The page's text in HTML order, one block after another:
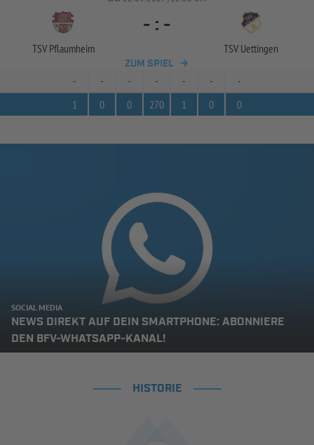
TSV Pflaumheim
- : -
TSV Uettingen
ZUM SPIEL
- - - - - -
-
1
0 0 270 1 0 0
SOCIAL MEDIA
NEWS DIREKT AUF DEIN SMARTPHONE: ABONNIERE
DEN BFV-WHATSAPP-KANAL!
HISTORIE